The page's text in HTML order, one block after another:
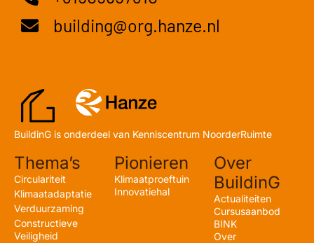
building@org.hanze.nl
BuildinG is onderdeel van Kenniscentrum NoorderRuimte
Thema’s
Circulariteit
Klimaatadaptatie
Verduurzaming
Constructieve
Veiligheid
Pionieren
Klimaatproeftuin
Innovatiehal
Over
BuildinG
Actualiteiten
Cursusaanbod
BINK
Over